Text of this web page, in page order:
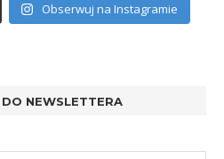
Obserwuj na Instagramie
NEWSLETTERA